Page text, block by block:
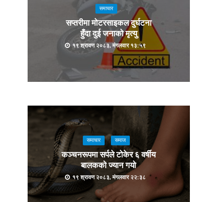
समाचार
सप्तरीमा मोटरसाइकल दुर्घटना
हुँदा दुई जनाको मृत्यु
१९ श्रावण २०८३, मंगलवार १३:५९
समाचार समाज
कञ्चनरूपमा सर्पले टोकेर ६ वर्षीय
बालकको ज्यान गयो
१९ श्रावण २०८३, मंगलवार २२:३८